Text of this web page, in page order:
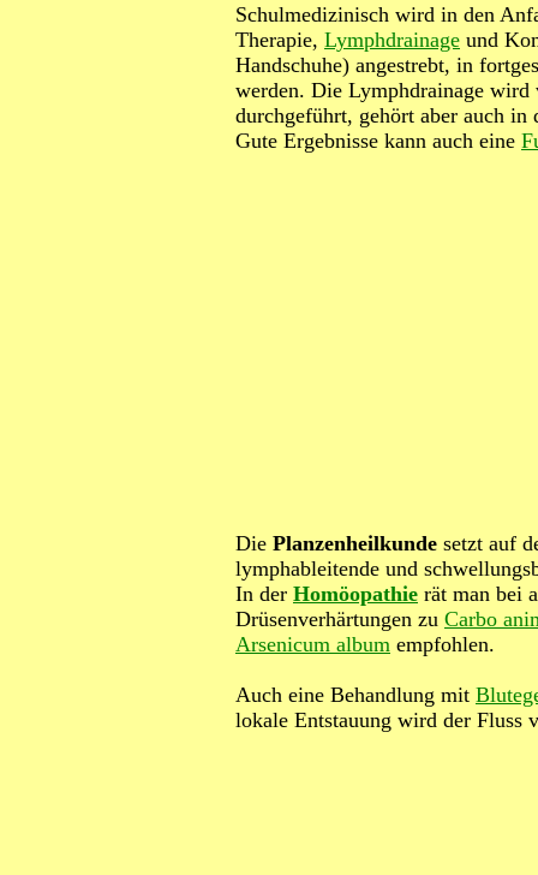
Schulmedizinisch wird in den
Therapie, Lymphdrainage und
Handschuhe) angestrebt, in
werden. Die Lymphdrainage wird
durchgeführt, gehört aber auch
Gute Ergebnisse kann auch eine
Die Planzenheilkunde setzt auf
lymphableitende und
In der Homöopathie rät man bei
Drüsenverhärtungen zu Carbo
Arsenicum album empfohlen.
Auch eine Behandlung mit
lokale Entstauung wird der Fluss